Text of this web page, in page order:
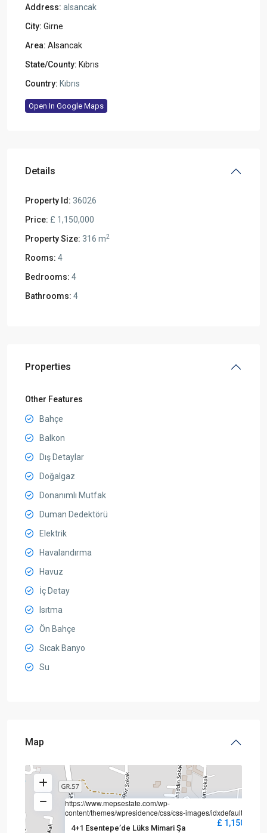
Address: alsancak
City: Girne
Area: Alsancak
State/County: Kıbrıs
Country: Kıbrıs
Open In Google Maps
Details
Property Id: 36026
Price: £ 1,150,000
Property Size: 316 m2
Rooms: 4
Bedrooms: 4
Bathrooms: 4
Properties
Other Features
Bahçe
Balkon
Dış Detaylar
Doğalgaz
Donanımlı Mutfak
Duman Dedektörü
Elektrik
Havalandırma
Havuz
İç Detay
Isıtma
Ön Bahçe
Sıcak Banyo
Su
Map
https://www.mepsestate.com/wp-
content/themes/wpresidence/css/css-images/idxdefault.jpg
4+1 Esentepe’de Lüks Mimari Şa
£ 1,150,000